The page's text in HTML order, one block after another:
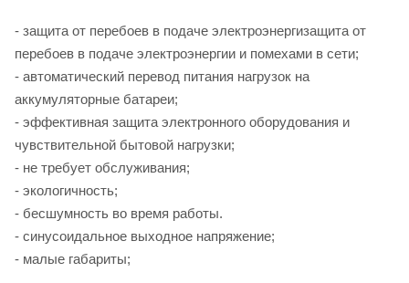
- защита от перебоев в подаче электроэнергизащита от
перебоев в подаче электроэнергии и помехами в сети;
- автоматический перевод питания нагрузок на
аккумуляторные батареи;
- эффективная защита электронного оборудования и
чувствительной бытовой нагрузки;
- не требует обслуживания;
- экологичность;
- бесшумность во время работы.
- синусоидальное выходное напряжение;
- малые габариты;